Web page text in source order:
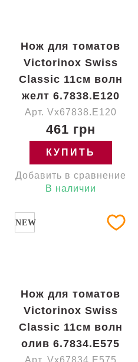
Нож для томатов
Victorinox Swiss
Classic 11см волн
желт 6.7838.E120
Арт. Vx67838.E120
461 грн
КУПИТЬ
Добавить в сравнение
В наличии
NEW
Нож для томатов
Victorinox Swiss
Classic 11см волн
олив 6.7834.E575
Арт. Vx67834.E575